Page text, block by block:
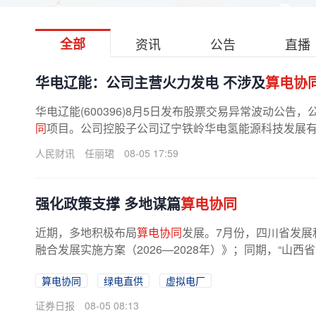
全部 资讯 公告 直播
华电辽能：公司主营火力发电 不涉及算电协
华电辽能(600396)8月5日发布股票交易异常波动公告
同项目。公司控股子公司辽宁铁岭华电氢能源科技发展
人民财讯 任丽珺 08-05 17:59
强化政策支撑 多地谋篇算电协同
近期，多地积极布局算电协同发展。7月份，四川省发
融合发展实施方案（2026—2028年）》；同期，“山西省
算电协同 绿电直供
虚拟电厂
证券日报
08-05 08:13